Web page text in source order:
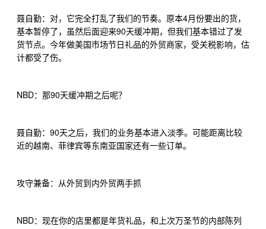
聂自勤：对，它完全打乱了我们的节奏。原本4月份要出的货，
基本暂停了，虽然后面迎来90天缓冲期，但我们基本错过了发
货节点。今年做美国市场节日礼品的外贸商家，受关税影响，估
计都受了伤。
NBD：那90天缓冲期之后呢？
聂自勤： 90天之后，我们的业务基本进入淡季。可能距离比较
近的越南、菲律宾等东南亚国家还有一些订单。
攻守兼备：从外贸到内外贸两手抓
NBD：现在你的店里都是年货礼品，和上次万圣节的内部陈列